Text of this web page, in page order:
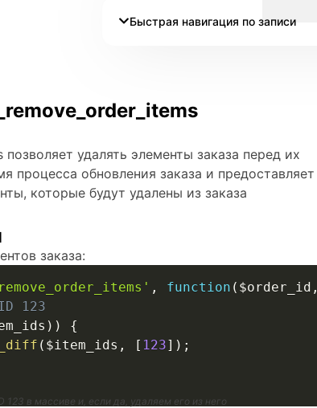
Быстрая навигация по записи
удалять элементы заказа перед их
процесса обновления заказа и предоставляет
которые будут удалены из заказа
заказа:
, function ( $order_id ,
123
) )
{
( $item_ids , [ 123] ) ;
в массиве и, если да, удаляем его из него